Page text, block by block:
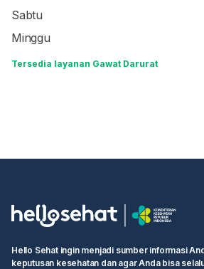
Sabtu
Minggu
Tersedia layanan Gawat Darurat
Hello Sehat ingin menjadi sumber informasi
keputusan kesehatan dan agar Anda bisa